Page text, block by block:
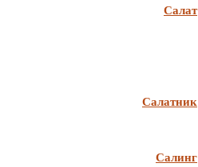
Салат
Салатник
Салинг